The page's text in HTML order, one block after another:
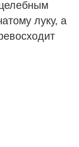
луку, а